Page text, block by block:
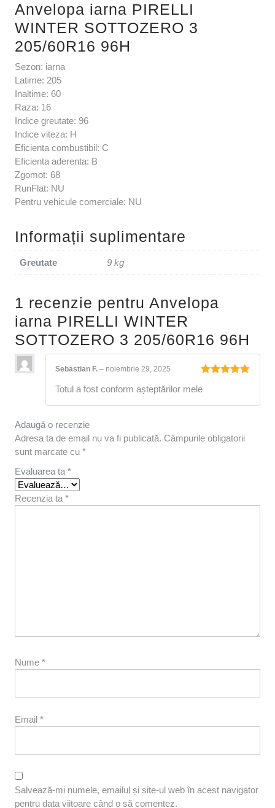
Anvelopa iarna PIRELLI
WINTER SOTTOZERO 3
205/60R16 96H
Sezon: iarna
Latime: 205
Inaltime: 60
Raza: 16
Indice greutate: 96
Indice viteza: H
Eficienta combustibil: C
Eficienta aderenta: B
Zgomot: 68
RunFlat: NU
Pentru vehicule comerciale: NU
Informații suplimentare
Greutate 9 kg
1 recenzie pentru Anvelopa
iarna PIRELLI WINTER
SOTTOZERO 3 205/60R16 96H
5
Sebastian F. – noiembrie 29, 2025
Totul a fost conform așteptărilor mele
Adaugă o recenzie
Adresa ta de email nu va fi publicată. Câmpurile obligatorii
sunt marcate cu *
Evaluarea ta *
Recenzia ta *
Nume *
Email *
Salvează-mi numele, emailul și site-ul web în acest navigator
pentru data viitoare când o să comentez.